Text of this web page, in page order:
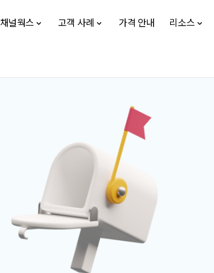
채널웍스 고객 사례 가격 안내 리소스